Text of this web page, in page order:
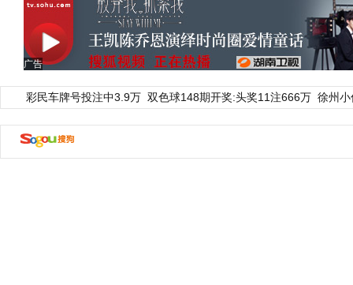
广告
彩民车牌号投注中3.9万 双色球148期开奖:头奖11注666万 徐州